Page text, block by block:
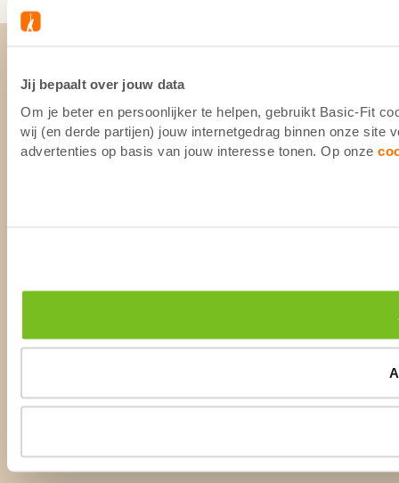
Jij bepaalt over jouw data
Om je beter en persoonlijker te helpen, gebruikt Basic-Fit
wij (en derde partijen) jouw internetgedrag binnen onze site
advertenties op basis van jouw interesse tonen. Op onze